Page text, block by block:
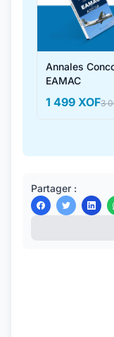
Annales
EAMAC
1 499 XOF3
Partager :